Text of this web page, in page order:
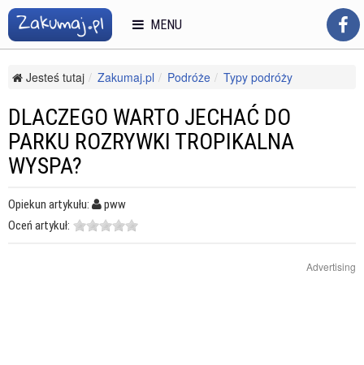
Jesteś tutaj Zakumaj.pl Podróże
Typy podróży
Dlaczego warto jechać do parku rozrywki Tropikalna Wyspa?
DLACZEGO WARTO JECHAĆ DO
PARKU ROZRYWKI TROPIKALNA
WYSPA?
Opiekun artykułu:
pww
Oceń artykuł:
Advertising
MENU